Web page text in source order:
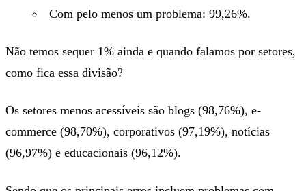
Com pelo menos um problema: 99,26%.
Não temos sequer 1% ainda e quando falamos por setores,
como fica essa divisão?
Os setores menos acessíveis são blogs (98,76%), e-
commerce (98,70%), corporativos (97,19%), notícias
(96,97%) e educacionais (96,12%).